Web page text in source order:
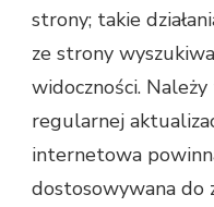
strony; takie
ze strony
widoczności.
regularnej
internetowa
dostosowywana do